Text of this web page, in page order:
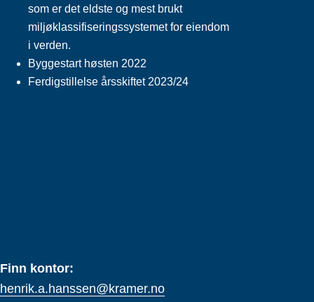
som er det eldste og mest brukt
miljøklassifiseringssystemet for eiendom
i verden.
Byggestart høsten 2022
Ferdigstillelse årsskiftet 2023/24
Finn kontor:
henrik.a.hanssen@kramer.no